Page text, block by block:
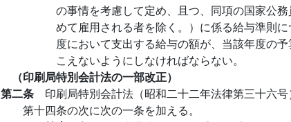
の事情を考慮して定め、且つ、同項の国家公
めて雇用される者を除く。）に係る給与準則
度において支出する給与の額が、当該年度の
こえないようにしなければならない。
（印刷局特別会計法の一部改正）
第二条 印刷局特別会計法（昭和二十二年法律第三十六号
第十四条の次に次の一条を加える。